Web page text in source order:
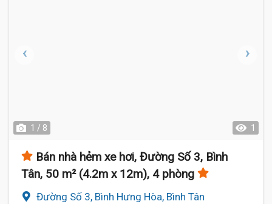
1 / 8 1
Bán nhà hẻm xe hơi, Đường Số 3, Bình
Tân, 50 m² (4.2m x 12m), 4 phòng
Đường Số 3, Bình Hưng Hòa, Bình Tân